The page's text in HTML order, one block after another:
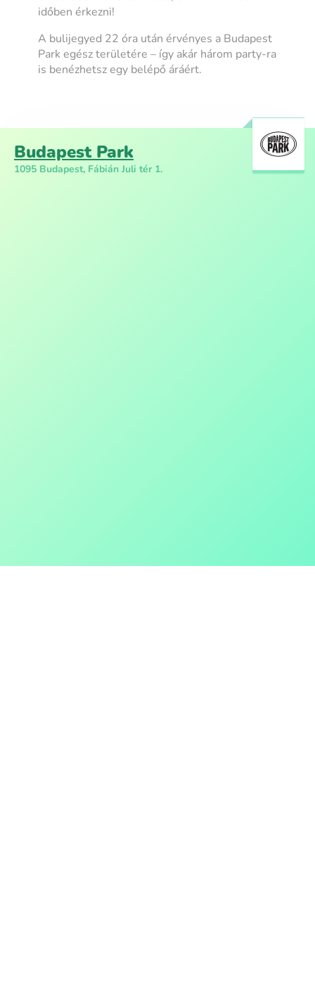
időben érkezni!
A bulijegyed 22 óra után érvényes a Budapest
Park egész területére – így akár három party-ra
is benézhetsz egy belépő áráért.
Budapest Park
1095 Budapest, Fábián Juli tér 1.